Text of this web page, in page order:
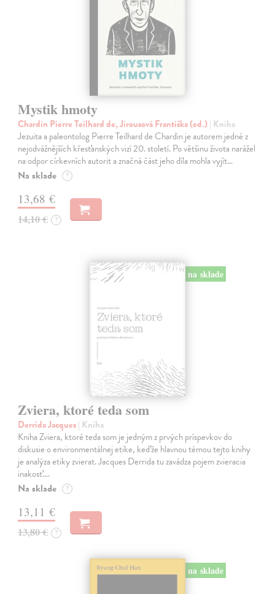
Mystik hmoty
Chardin Pierre Teilhard de, Jirousová Františka (ed.)| Kniha
Jezuita a paleontolog Pierre Teilhard de Chardin je autorem jedné z
nejodvážnějších křesťanských vizí 20. století. Po většinu života narážel
na odpor církevních autorit a značná část jeho díla mohla vyjít…
Na sklade ?
13,68 €
14,10 € ?
na sklade
Zviera, ktoré teda som
Derrida Jacques| Kniha
Kniha Zviera, ktoré teda som je jedným z prvých príspevkov do
diskusie o environmentálnej etike, keďže hlavnou témou tejto knihy
je analýza etiky zvierat. Jacques Derrida tu zavádza pojem zvieracia
inakosť.…
Na sklade ?
13,11 €
13,80 € ?
na sklade